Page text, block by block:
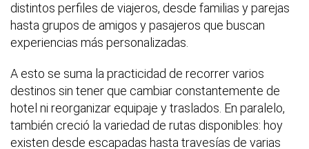
distintos perfiles de viajeros, desde familias y parejas
hasta grupos de amigos y pasajeros que buscan
experiencias más personalizadas.
A esto se suma la practicidad de recorrer varios
destinos sin tener que cambiar constantemente de
hotel ni reorganizar equipaje y traslados. En paralelo,
también creció la variedad de rutas disponibles: hoy
existen desde escapadas hasta travesías de varias